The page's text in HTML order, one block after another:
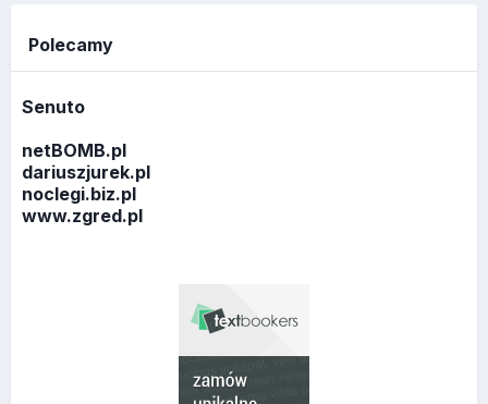
Polecamy
Senuto
netBOMB.pl
dariuszjurek.pl
noclegi.biz.pl
www.zgred.pl